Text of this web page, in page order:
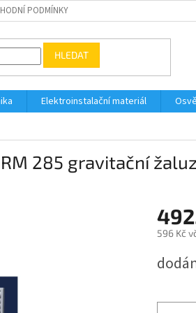
PODMÍNKY
HLEDAT
Elektroinstalační materiál
285 gravitační
596 Kč
cena: